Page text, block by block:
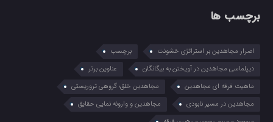
برچسب ها
اصرار مجاهدین بر استراتژی خشونت
برچسب
دیپلماسی مجاهدین در آویختن به بیگانگان
عناوین برتر
ماهیت فرقه ای مجاهدین
مجاهدین خلق؛ گروهی تروریستی
مجاهدین در مسیر نابودی
مجاهدین و وارونه نمایی حقایق